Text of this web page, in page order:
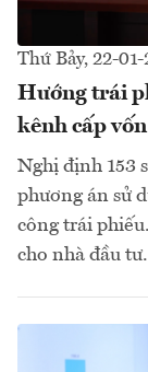
Thứ Bảy, 22-
Hướng trái
kênh cấp
Nghị định 153
phương án sử
công trái
cho nhà đầu